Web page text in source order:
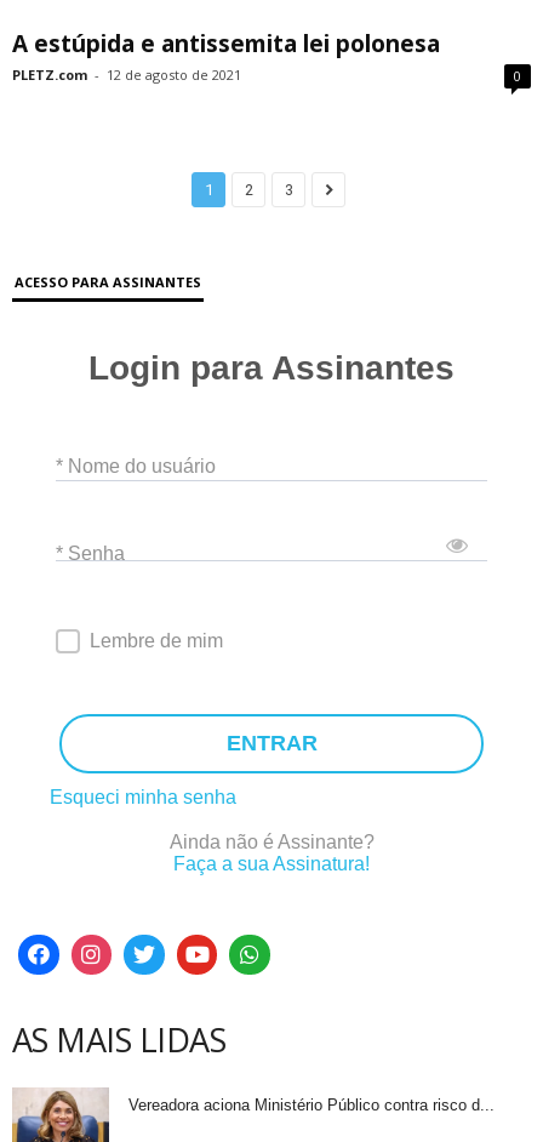
A estúpida e antissemita lei polonesa
PLETZ.com - 12 de agosto de 2021 0
1 2 3
ACESSO PARA ASSINANTES
Login para Assinantes
* Nome do usuário
* Senha
Lembre de mim
ENTRAR
Esqueci minha senha
Ainda não é Assinante?
Faça a sua Assinatura!
AS MAIS LIDAS
Vereadora aciona Ministério Público contra risco d...